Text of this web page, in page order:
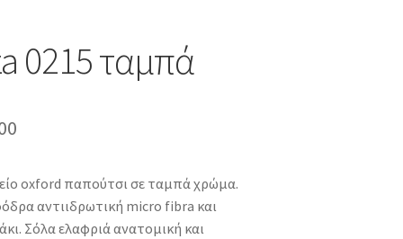
0215 ταμπά
Η
τιμή
είναι:
oxford παπούτσι σε ταμπά χρώμα.
αντιιδρωτική micro fibra και
Σόλα ελαφριά ανατομική και